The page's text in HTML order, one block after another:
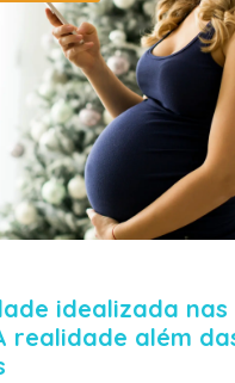
idealizada nas
realidade além